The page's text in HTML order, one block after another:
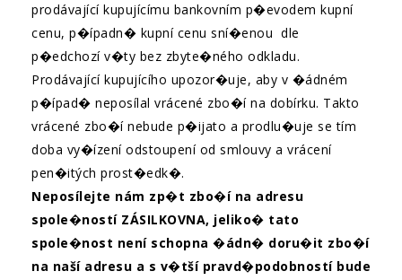
prodávající kupujícímu bankovním p�evodem kupní
cenu, p�ípadn� kupní cenu sní�enou dle
p�edchozí v�ty bez zbyte�ného odkladu.
Prodávající kupujícího upozor�uje, aby v �ádném
p�ípad� neposílal vrácené zbo�í na dobírku. Takto
vrácené zbo�í nebude p�ijato a prodlu�uje se tím
doba vy�ízení odstoupení od smlouvy a vrácení
pen�itých prost�edk�.
Neposílejte nám zp�t zbo�í na adresu
spole�ností ZÁSILKOVNA, jeliko� tato
spole�nost není schopna �ádn� doru�it zbo�í
na naší adresu a s v�tší pravd�podobností bude